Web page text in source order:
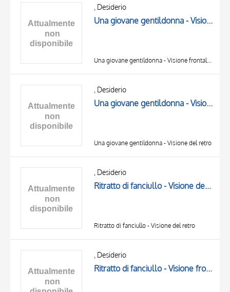
, Desiderio
Una giovane gentildonna - Visione frontale, Una giovane gentildonna - Visione frontale
Una giovane gentildonna - Visione frontale, Una giovane gentildonna - Visione frontale
, Desiderio
Una giovane gentildonna - Visione del retro
Una giovane gentildonna - Visione del retro
, Desiderio
Ritratto di fanciullo - Visione del retro
Ritratto di fanciullo - Visione del retro
, Desiderio
Ritratto di fanciullo - Visione frontale